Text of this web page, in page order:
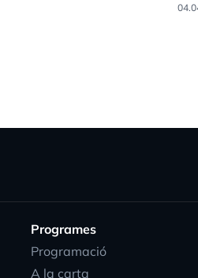
Programes
Programació
A la carta